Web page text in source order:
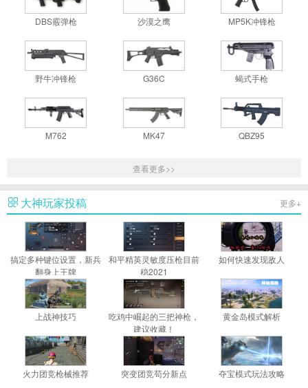
DBS霰弹枪 沙漠之鹰 MP5K冲锋枪
野牛冲锋枪 G36C 蝎式手枪
M762 MK47 QBZ95
查看更多>>
大神玩家投稿 更多+
搞定多种键位设置，新兵
翻身上王牌
和平精英灵敏度压枪目前
稳2021
如何快速发现敌人
上战神技巧
吃鸡中崛起的三把神枪，
建议收藏！
黄金岛模式解析
火力团竞枪械推荐 突变团竞苟分新点 夺宝模式玩法攻略